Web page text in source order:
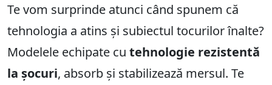
Te vom surprinde atunci când spunem că
tehnologia a atins și subiectul tocurilor înalte?
Modelele echipate cu tehnologie rezistentă
la șocuri, absorb și stabilizează mersul. Te